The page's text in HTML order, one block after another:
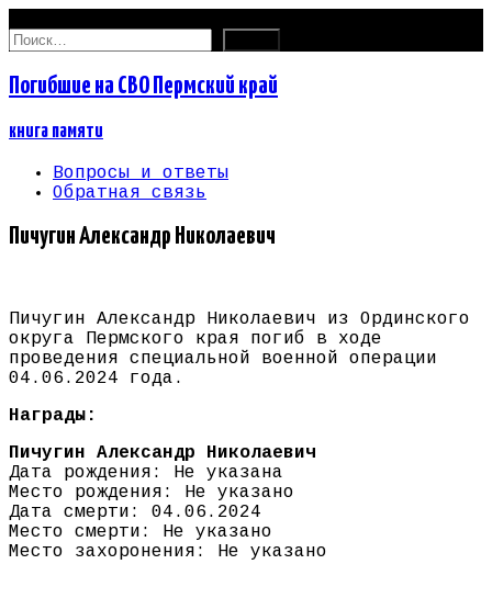
Найти:
Погибшие на СВО Пермский край
книга памяти
Вопросы и ответы
Обратная связь
Пичугин Александр Николаевич
Пичугин Александр Николаевич из Ординского
округа Пермского края погиб в ходе
проведения специальной военной операции
04.06.2024 года.
Награды:
Пичугин Александр Николаевич
Дата рождения: Не указана
Место рождения: Не указано
Дата смерти: 04.06.2024
Место смерти: Не указано
Место захоронения: Не указано